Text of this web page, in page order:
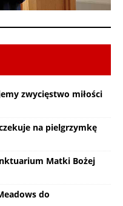
zwycięstwo miłości
na pielgrzymkę
Matki Bożej
do